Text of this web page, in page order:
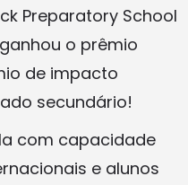
Preparatory School
o prêmio
de impacto
secundário!
com capacidade
e alunos